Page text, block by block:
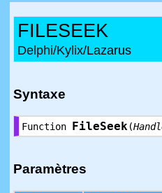
FILESEEK
Delphi/Kylix/Lazarus
Syntaxe
Function FileSeek(
Paramètres